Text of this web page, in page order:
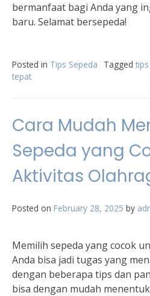
bermanfaat bagi Anda yang
baru. Selamat bersepeda!
Posted in Tips Sepeda Tagged
tepat
Cara Mudah
Sepeda yang
Aktivitas
Posted on February 28, 2025 by
Memilih sepeda yang cocok
Anda bisa jadi tugas yang
dengan beberapa tips dan
bisa dengan mudah